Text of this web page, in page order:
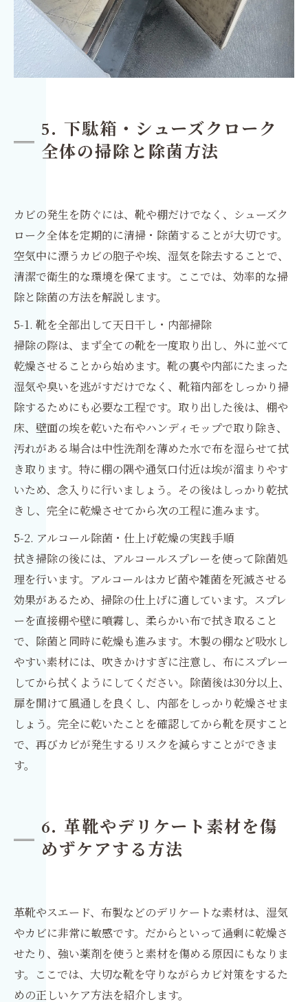
5. 下駄箱・シューズクローク
全体の掃除と除菌方法
カビの発生を防ぐには、靴や棚だけでなく、シューズク
ローク全体を定期的に清掃・除菌することが大切です。
空気中に漂うカビの胞子や埃、湿気を除去することで、
清潔で衛生的な環境を保てます。ここでは、効率的な掃
除と除菌の方法を解説します。
5-1. 靴を全部出して天日干し・内部掃除
掃除の際は、まず全ての靴を一度取り出し、外に並べて
乾燥させることから始めます。靴の裏や内部にたまった
湿気や臭いを逃がすだけでなく、靴箱内部をしっかり掃
除するためにも必要な工程です。取り出した後は、棚や
床、壁面の埃を乾いた布やハンディモップで取り除き、
汚れがある場合は中性洗剤を薄めた水で布を湿らせて拭
き取ります。特に棚の隅や通気口付近は埃が溜まりやす
いため、念入りに行いましょう。その後はしっかり乾拭
きし、完全に乾燥させてから次の工程に進みます。
5-2. アルコール除菌・仕上げ乾燥の実践手順
拭き掃除の後には、アルコールスプレーを使って除菌処
理を行います。アルコールはカビ菌や雑菌を死滅させる
効果があるため、掃除の仕上げに適しています。スプレ
ーを直接棚や壁に噴霧し、柔らかい布で拭き取ること
で、除菌と同時に乾燥も進みます。木製の棚など吸水し
やすい素材には、吹きかけすぎに注意し、布にスプレー
してから拭くようにしてください。除菌後は30分以上、
扉を開けて風通しを良くし、内部をしっかり乾燥させま
しょう。完全に乾いたことを確認してから靴を戻すこと
で、再びカビが発生するリスクを減らすことができま
す。
6. 革靴やデリケート素材を傷
めずケアする方法
革靴やスエード、布製などのデリケートな素材は、湿気
やカビに非常に敏感です。だからといって過剰に乾燥さ
せたり、強い薬剤を使うと素材を傷める原因にもなりま
す。ここでは、大切な靴を守りながらカビ対策をするた
めの正しいケア方法を紹介します。